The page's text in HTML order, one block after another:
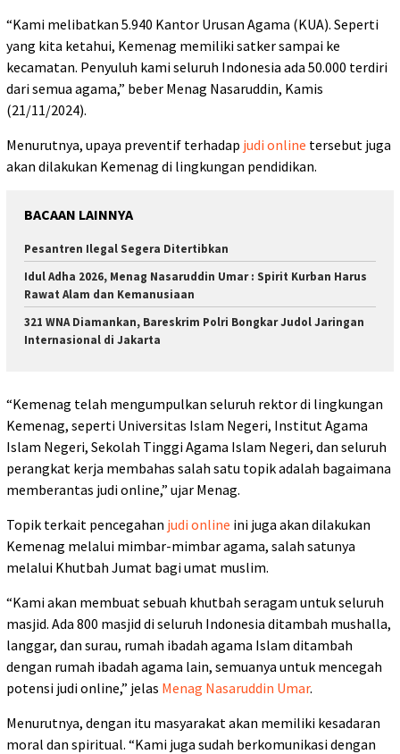
“Kami melibatkan 5.940 Kantor Urusan Agama (KUA). Seperti
yang kita ketahui, Kemenag memiliki satker sampai ke
kecamatan. Penyuluh kami seluruh Indonesia ada 50.000 terdiri
dari semua agama,” beber Menag Nasaruddin, Kamis
(21/11/2024).
Menurutnya, upaya preventif terhadap judi online tersebut juga
akan dilakukan Kemenag di lingkungan pendidikan.
BACAAN LAINNYA
Pesantren Ilegal Segera Ditertibkan
Idul Adha 2026, Menag Nasaruddin Umar : Spirit Kurban Harus
Rawat Alam dan Kemanusiaan
321 WNA Diamankan, Bareskrim Polri Bongkar Judol Jaringan
Internasional di Jakarta
“Kemenag telah mengumpulkan seluruh rektor di lingkungan
Kemenag, seperti Universitas Islam Negeri, Institut Agama
Islam Negeri, Sekolah Tinggi Agama Islam Negeri, dan seluruh
perangkat kerja membahas salah satu topik adalah bagaimana
memberantas judi online,” ujar Menag.
Topik terkait pencegahan judi online ini juga akan dilakukan
Kemenag melalui mimbar-mimbar agama, salah satunya
melalui Khutbah Jumat bagi umat muslim.
“Kami akan membuat sebuah khutbah seragam untuk seluruh
masjid. Ada 800 masjid di seluruh Indonesia ditambah mushalla,
langgar, dan surau, rumah ibadah agama Islam ditambah
dengan rumah ibadah agama lain, semuanya untuk mencegah
potensi judi online,” jelas Menag Nasaruddin Umar.
Menurutnya, dengan itu masyarakat akan memiliki kesadaran
moral dan spiritual. “Kami juga sudah berkomunikasi dengan